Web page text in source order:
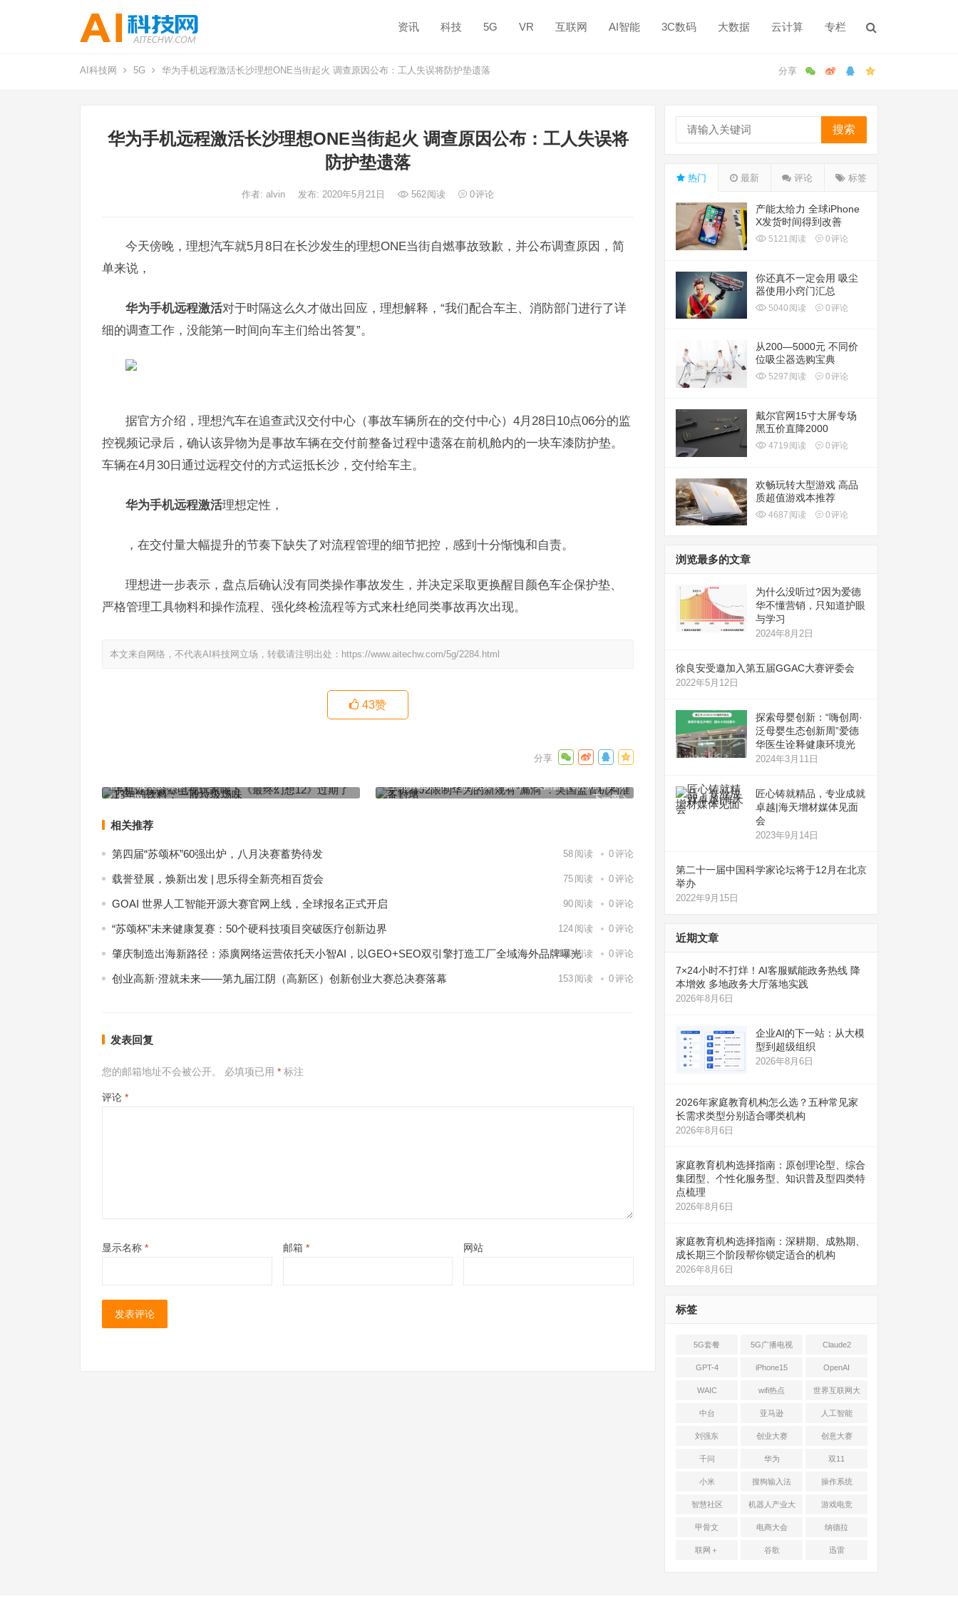
资讯 科技 5G VR 互联网 AI智能 3C数码 大数据 云计算 专栏
AI科技网 5G 华为手机远程激活长沙理想ONE当街起火 调查原因公布：工人失误将防护垫遗落
华为手机远程激活长沙理想ONE当街起火 调查原因公布：工人失误将
防护垫遗落
作者: alvin 发布: 2020年5月21日 562阅读 0评论
今天傍晚，理想汽车就5月8日在长沙发生的理想ONE当街自燃事故致歉，并公布调查原因，简
单来说，
华为手机远程激活对于时隔这么久才做出回应，理想解释，“我们配合车主、消防部门进行了详
细的调查工作，没能第一时间向车主们给出答复”。
据官方介绍，理想汽车在追查武汉交付中心（事故车辆所在的交付中心）4月28日10点06分的监
控视频记录后，确认该异物为是事故车辆在交付前整备过程中遗落在前机舱内的一块车漆防护垫。
车辆在4月30日通过远程交付的方式运抵长沙，交付给车主。
华为手机远程激活理想定性，
，在交付量大幅提升的节奏下缺失了对流程管理的细节把控，感到十分惭愧和自责。
理想进一步表示，盘点后确认没有同类操作事故发生，并决定采取更换醒目颜色车企保护垫、
严格管理工具物料和操作流程、强化终检流程等方式来杜绝同类事故再次出现。
本文来自网络，不代表AI科技网立场，转载请注明出处： https://www.aitechw.com/5g/2284.html
43赞
上一篇
料：一股垃圾场味
下一篇
手机看J2限制华为的新规有“漏洞”：美国监管机构准备封堵
相关推荐
第四届“苏颂杯”60强出炉，八月决赛蓄势待发 58 阅读 0评论
载誉登展，焕新出发 | 思乐得全新亮相百货会 75 阅读 0评论
GOAI 世界人工智能开源大赛官网上线，全球报名正式开启 90 阅读 0评论
“苏颂杯”未来健康复赛：50个硬科技项目突破医疗创新边界 124 阅读 0评论
肇庆制造出海新路径：添廣网络运营依托天小智AI，以GEO+SEO双引擎打造工厂全域海外品牌曝光
140阅读 0评论
创业高新·澄就未来——第九届江阴（高新区）创新创业大赛总决赛落幕 153 阅读 0评论
发表回复
您的邮箱地址不会被公开。 必填项已用 * 标注
评论 *
显示名称 * 邮箱 * 网站
搜索
热门 最新 评论 标签
产能太给力 全球iPhone
X发货时间得到改善
5121 阅读 0评论
你还真不一定会用 吸尘
器使用小窍门汇总
5040 阅读 0评论
从200—5000元 不同价
位吸尘器选购宝典
5297 阅读 0评论
戴尔官网15寸大屏专场
黑五价直降2000
4719 阅读 0评论
欢畅玩转大型游戏 高品
质超值游戏本推荐
4687 阅读 0评论
浏览最多的文章
为什么没听过?因为爱德
华不懂营销，只知道护眼
与学习
2024年8月2日
徐良安受邀加入第五届GGAC大赛评委会
2022年5月12日
探索母婴创新：“嗨创周·
泛母婴生态创新周”爱德
华医生诠释健康环境光
2024年3月11日
匠心铸就精品，专业成就
卓越|海天增材媒体见面
会
2023年9月14日
第二十一届中国科学家论坛将于12月在北京
举办
2022年9月15日
近期文章
7×24小时不打烊！AI客服赋能政务热线 降
本增效 多地政务大厅落地实践
2026年8月6日
企业AI的下一站：从大模
型到超级组织
2026年8月6日
2026年家庭教育机构怎么选？五种常见家
长需求类型分别适合哪类机构
2026年8月6日
家庭教育机构选择指南：原创理论型、综合
集团型、个性化服务型、知识普及型四类特
点梳理
2026年8月6日
家庭教育机构选择指南：深耕期、成熟期、
成长期三个阶段帮你锁定适合的机构
2026年8月6日
标签
5G套餐 5G广播电视 Claude2
GPT-4 iPhone15 OpenAI
WAIC wifi热点 世界互联网大
会
中台 亚马逊 人工智能
刘强东 创业大赛 创意大赛
千问 华为 双11
小米 搜狗输入法 操作系统
智慧社区 机器人产业大
会
游戏电竞
甲骨文 电商大会 纳德拉
联网＋ 谷歌 迅雷